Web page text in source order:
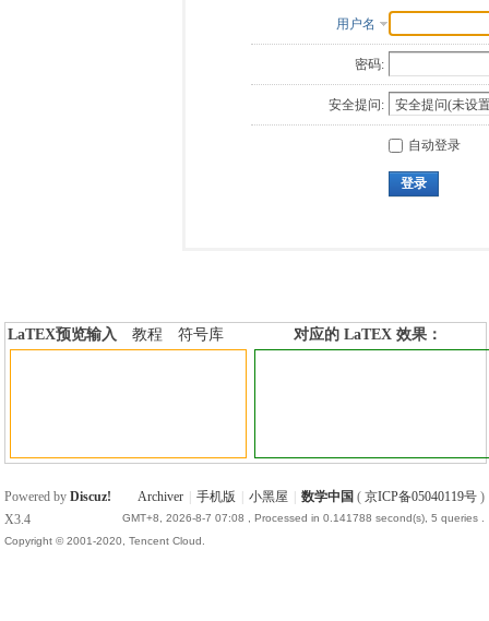
用户名
密码:
安全提问:
自动登录
登录
LaTEX预览输入 教程
符号库
对应的 LaTEX 效果：
Archiver 手机版 小黑屋 数学中国 ( 京ICP备05040119号)
GMT+8, 2026-8-7 07:08 , Processed in 0.141788 second(s), 5 queries .
Powered byDiscuz!
X3.4
Copyright © 2001-2020, Tencent Cloud.